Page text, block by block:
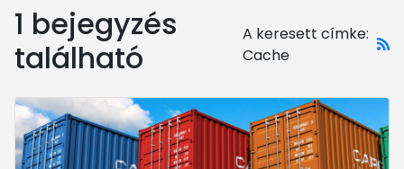
1 bejegyzés
található
A keresett címke:
Cache